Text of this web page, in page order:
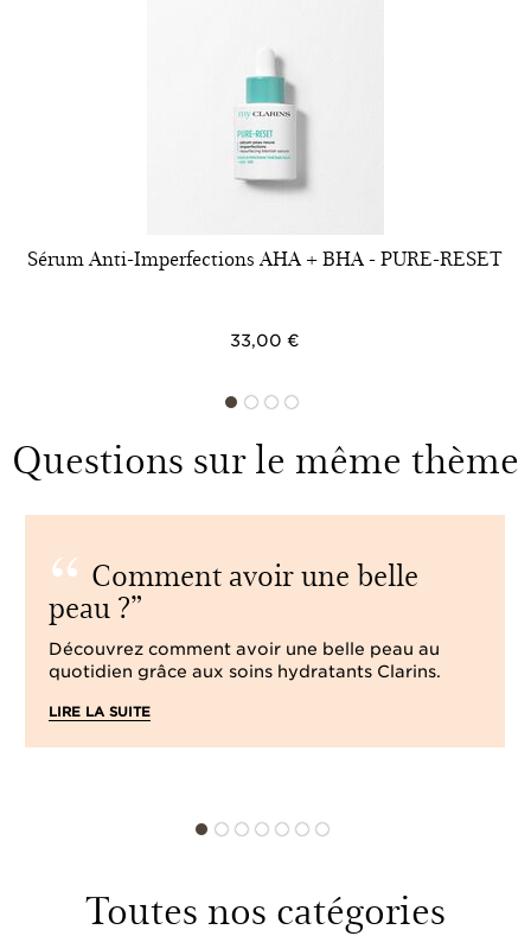
Sérum Anti-Imperfections AHA + BHA - PURE-RESET
33,00 €
Questions sur le même thème
Comment avoir une belle
peau ?
Découvrez comment avoir une belle peau au
quotidien grâce aux soins hydratants Clarins.
LIRE LA SUITE
Toutes nos catégories